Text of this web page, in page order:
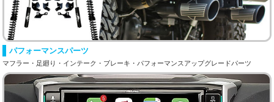
パフォーマンスパーツ
マフラー・足廻り・インテーク・ブレーキ・パフォーマンスアップグレードパーツ